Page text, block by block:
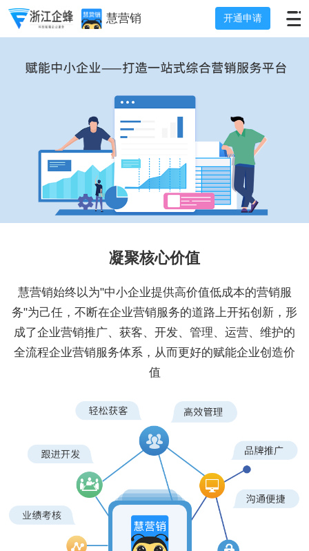
慧营销 开通申请
凝聚核心价值
慧营销始终以为"中小企业提供高价值低成本的营销服
务"为己任，不断在企业营销服务的道路上开拓创新，形
成了企业营销推广、获客、开发、管理、运营、维护的
全流程企业营销服务体系，从而更好的赋能企业创造价
值